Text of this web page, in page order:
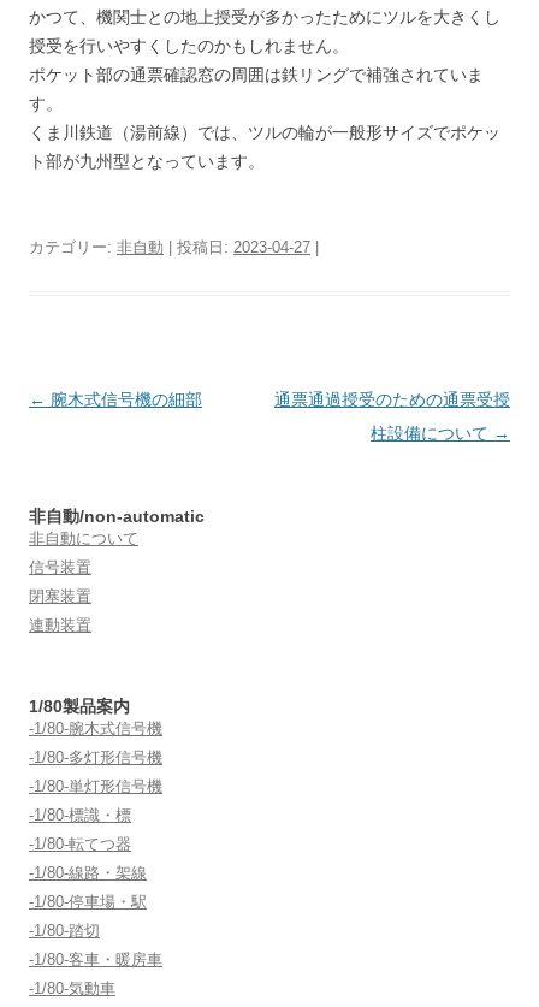
かつて、機関士との地上授受が多かったためにツルを大きくし
授受を行いやすくしたのかもしれません。
ポケット部の通票確認窓の周囲は鉄リングで補強されていま
す。
くま川鉄道（湯前線）では、ツルの輪が一般形サイズでポケッ
ト部が九州型となっています。
カテゴリー: 非自動 | 投稿日: 2023-04-27
投
ゲ
ー
シ
ョ
← 腕木式信号機の細部
通票通過授受のための通票受授
柱設備について →
非自動/non-automatic
非自動について
信号装置
閉塞装置
連動装置
1/80製品案内
-1/80-腕木式信号機
-1/80-多灯形信号機
-1/80-単灯形信号機
-1/80-標識・標
-1/80-転てつ器
-1/80-線路・架線
-1/80-停車場・駅
-1/80-踏切
-1/80-客車・暖房車
-1/80-気動車